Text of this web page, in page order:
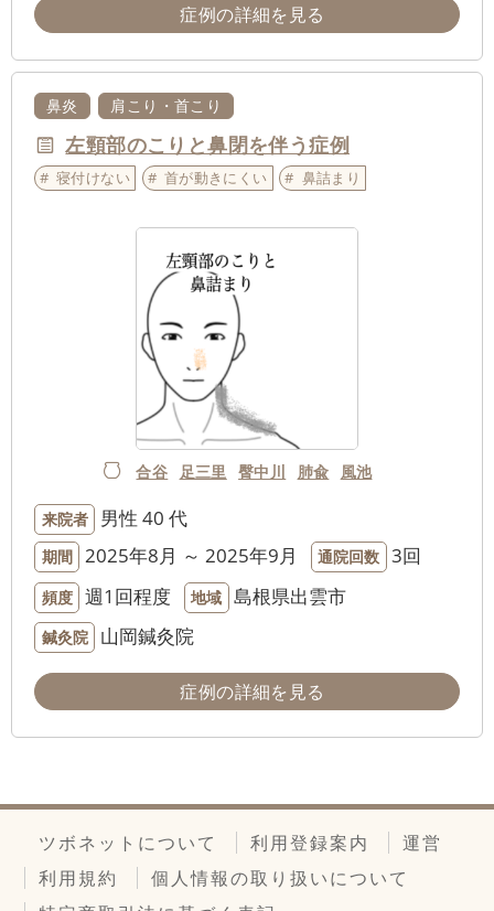
症例の詳細を見る
鼻炎 肩こり・首こり
左頸部のこりと鼻閉を伴う症例
寝付けない 首が動きにくい 鼻詰まり
合谷 足三里 臀中川 肺兪 風池
来院者 男性 40 代
期間 2025年8月 ～ 2025年9月 通院回数 3回
頻度 週1回程度 地域 島根県出雲市
鍼灸院 山岡鍼灸院
症例の詳細を見る
ツボネットについて 利用登録案内
運営
利用規約
個人情報の取り扱いについて